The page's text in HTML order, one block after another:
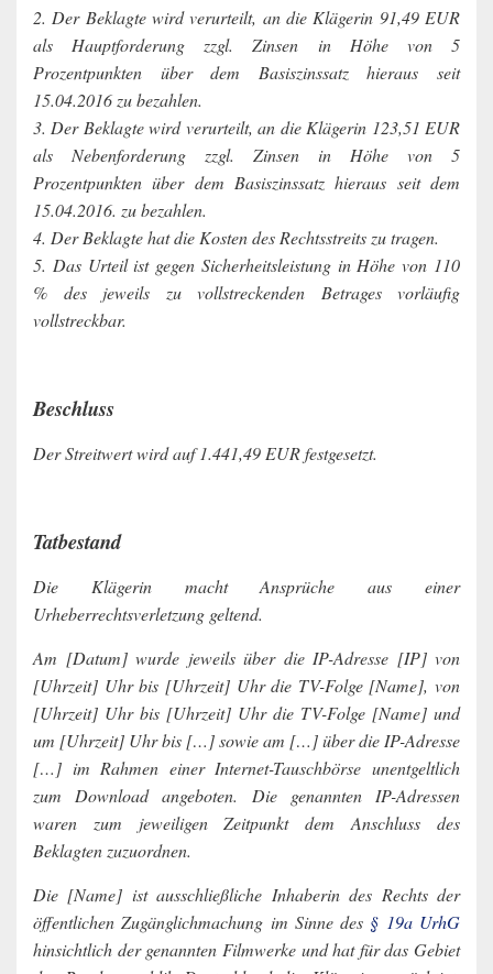
2. Der Beklagte wird verurteilt, an die Klägerin 91,49 EUR
als Hauptforderung zzgl. Zinsen in Höhe von 5
Prozentpunkten über dem Basiszinssatz hieraus seit
15.04.2016 zu bezahlen.
3. Der Beklagte wird verurteilt, an die Klägerin 123,51 EUR
als Nebenforderung zzgl. Zinsen in Höhe von 5
Prozentpunkten über dem Basiszinssatz hieraus seit dem
15.04.2016. zu bezahlen.
4. Der Beklagte hat die Kosten des Rechtsstreits zu tragen.
5. Das Urteil ist gegen Sicherheitsleistung in Höhe von 110
% des jeweils zu vollstreckenden Betrages vorläufig
vollstreckbar.
Beschluss
Der Streitwert wird auf 1.441,49 EUR festgesetzt.
Tatbestand
Die Klägerin macht Ansprüche aus einer
Urheberrechtsverletzung geltend.
Am [Datum] wurde jeweils über die IP-Adresse [IP] von
[Uhrzeit] Uhr bis [Uhrzeit] Uhr die TV-Folge [Name], von
[Uhrzeit] Uhr bis [Uhrzeit] Uhr die TV-Folge [Name] und
um [Uhrzeit] Uhr bis […] sowie am […] über die IP-Adresse
[…] im Rahmen einer Internet-Tauschbörse unentgeltlich
zum Download angeboten. Die genannten IP-Adressen
waren zum jeweiligen Zeitpunkt dem Anschluss des
Beklagten zuzuordnen.
Die [Name] ist ausschließliche Inhaberin des Rechts der
öffentlichen Zugänglichmachung im Sinne des § 19a UrhG
hinsichtlich der genannten Filmwerke und hat für das Gebiet